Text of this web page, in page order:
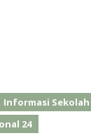
Informasi Sekolah
24